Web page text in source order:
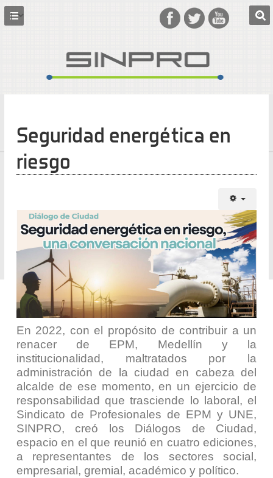
Seguridad energética en
riesgo
En 2022, con el propósito de contribuir a un
renacer de EPM, Medellín y la
institucionalidad, maltratados por la
administración de la ciudad en cabeza del
alcalde de ese momento, en un ejercicio de
responsabilidad que trasciende lo laboral, el
Sindicato de Profesionales de EPM y UNE,
SINPRO, creó los Diálogos de Ciudad,
espacio en el que reunió en cuatro ediciones,
a representantes de los sectores social,
empresarial, gremial, académico y político.